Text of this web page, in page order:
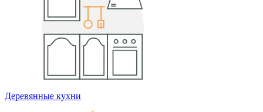
Деревянные кухни